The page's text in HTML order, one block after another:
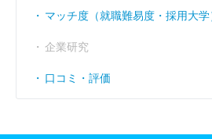
マッチ度（就職難易度・採用大学
企業研究
口コミ・評価